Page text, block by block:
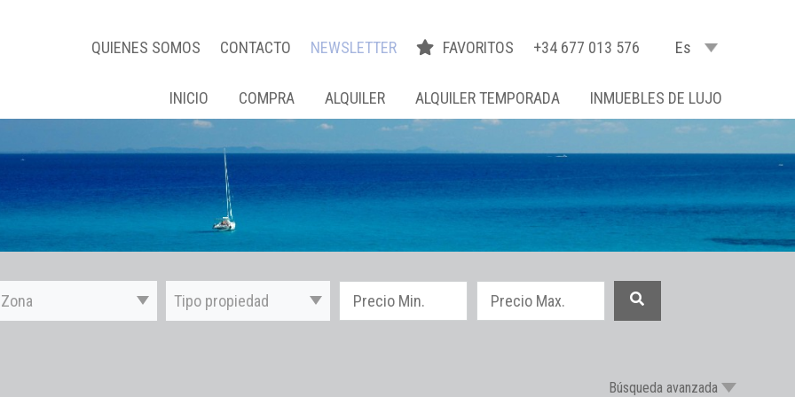
QUIENES SOMOS CONTACTO NEWSLETTER FAVORITOS +34 677 013 576 Es
INICIO COMPRA ALQUILER ALQUILER TEMPORADA INMUEBLES DE LUJO
Zona Tipo propiedad
Búsqueda avanzada